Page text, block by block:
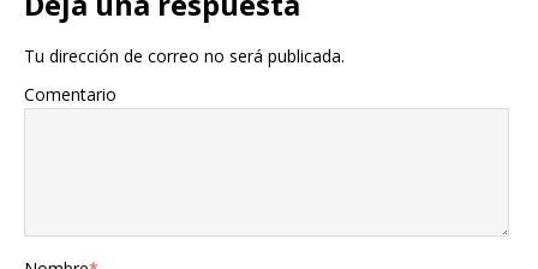
Tu dirección de correo no será publicada.
Comentario